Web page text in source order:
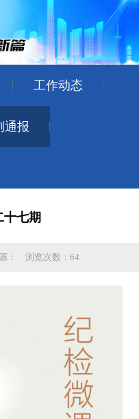
工作动态
通报
十七期
： 浏览次数：64